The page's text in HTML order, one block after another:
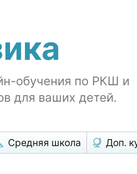
обучения по РКШ и
для ваших детей.
Средняя школа Доп.